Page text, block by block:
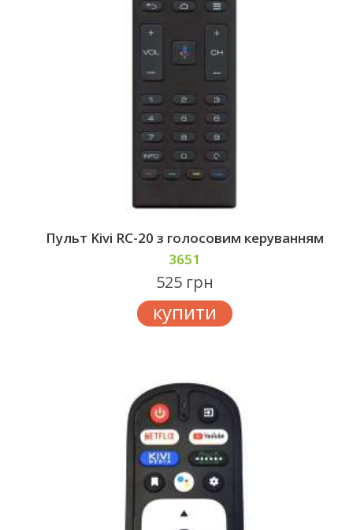
Пульт Kivi RC-20 з голосовим керуванням
3651
525 грн
купити